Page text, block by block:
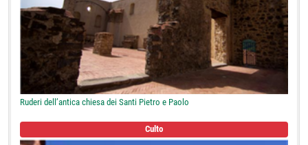
Ruderi dell’antica chiesa dei Santi Pietro e Paolo
Culto